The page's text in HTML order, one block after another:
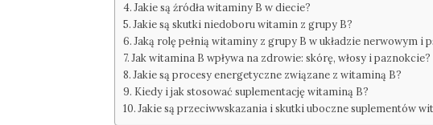
Jakie są źródła witaminy B w diecie?
Jakie są skutki niedoboru witamin z grupy B?
Jaką rolę pełnią witaminy z grupy B w układzie nerwowym i
Jak witamina B wpływa na zdrowie: skórę, włosy i paznokcie?
Jakie są procesy energetyczne związane z witaminą B?
Kiedy i jak stosować suplementację witaminą B?
Jakie są przeciwwskazania i skutki uboczne suplementów